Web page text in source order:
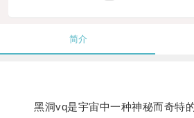
简介
黑洞vq是宇宙中一种神秘而奇特的